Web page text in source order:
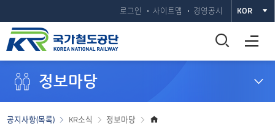
로그인 사이트맵 경영공시 KOR
통
합
전체메뉴 열기
정보마당
홈
정보마당
KR소식
공지사항(목록)